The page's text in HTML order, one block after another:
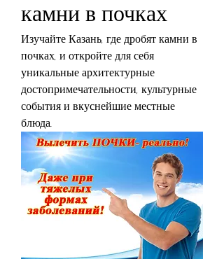
камни в почках
Изучайте Казань, где дробят камни в
почках, и откройте для себя
уникальные архитектурные
достопримечательности, культурные
события и вкуснейшие местные
блюда.